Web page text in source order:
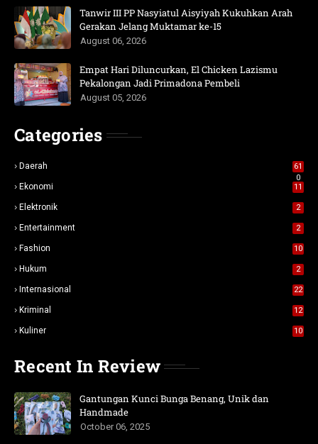
Tanwir III PP Nasyiatul Aisyiyah Kukuhkan Arah
Gerakan Jelang Muktamar ke-15
August 06, 2026
Empat Hari Diluncurkan, El Chicken Lazismu
Pekalongan Jadi Primadona Pembeli
August 05, 2026
Categories
Daerah
61
0
Ekonomi 11
Elektronik 2
Entertainment 2
Fashion 10
Hukum 2
Internasional 22
Kriminal 12
Kuliner 10
Recent In Review
Gantungan Kunci Bunga Benang, Unik dan
Handmade
October 06, 2025